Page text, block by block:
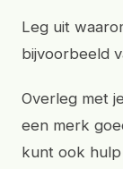
Leg uit
bijvoorbeeld
Overleg met
een merk
kunt ook